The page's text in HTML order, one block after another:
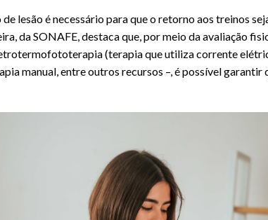
lesão é necessário para que o retorno aos treinos
da SONAFE, destaca que, por meio da avaliação
(terapia que utiliza corrente
manual, entre outros recursos –, é possível